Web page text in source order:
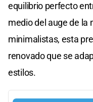
equilibrio perfecto
medio del auge de la
minimalistas, esta
renovado que se
estilos.